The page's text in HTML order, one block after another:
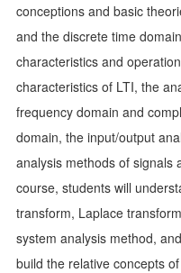
conceptions and basic
and the discrete time
characteristics and
characteristics of LTI, the
frequency domain and
domain, the input/output
analysis methods of signals
course, students will
transform, Laplace
system analysis method,
build the relative concepts